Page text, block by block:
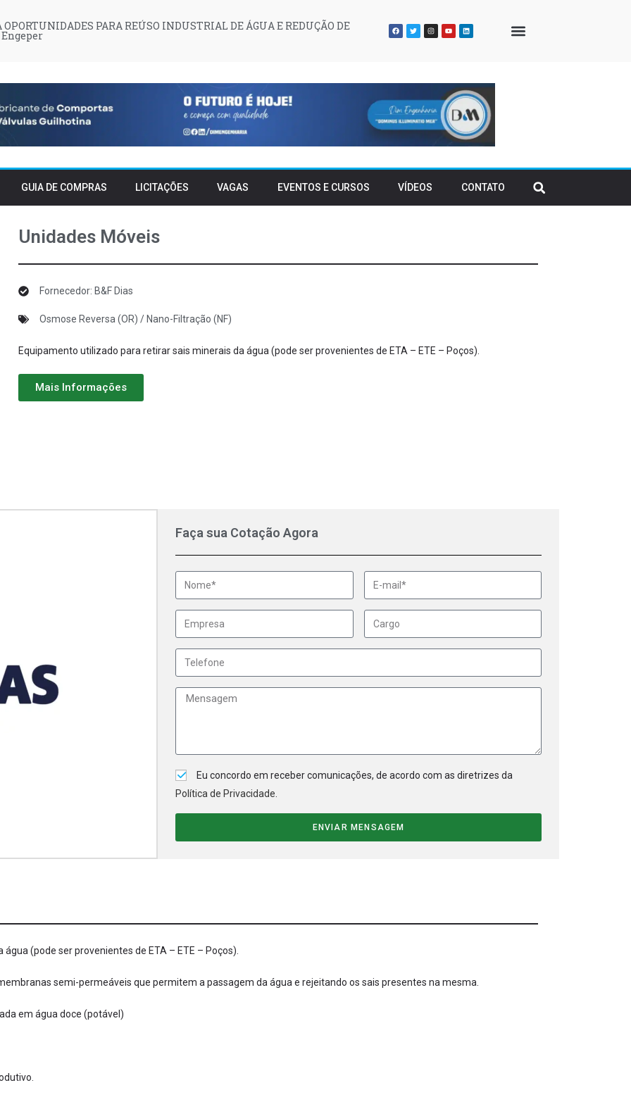
PARA REÚSO INDUSTRIAL DE ÁGUA E REDUÇÃO DE
Engeper
GUIA DE COMPRAS LICITAÇÕES VAGAS EVENTOS E CURSOS VÍDEOS CONTATO
Unidades Móveis
Fornecedor: B&F Dias
Osmose Reversa (OR) / Nano-Filtração (NF)
Equipamento utilizado para retirar sais minerais da água (pode ser provenientes de ETA – ETE – Poços).
Mais Informações
Faça sua Cotação Agora
Eu concordo em receber comunicações, de acordo com as diretrizes da
Política de Privacidade
ENVIAR MENSAGEM
(pode ser provenientes de ETA – ETE – Poços).
semi-permeáveis que permitem a passagem da água e rejeitando os sais presentes na mesma.
em água doce (potável)